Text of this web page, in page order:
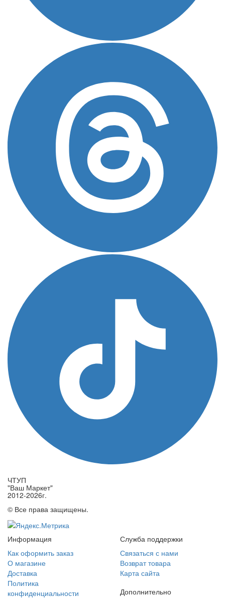
ЧТУП
"Ваш Маркет"
2012-2026г.
© Все права защищены.
Информация
Как оформить заказ
О магазине
Доставка
Политика
конфиденциальности
Служба поддержки
Связаться с нами
Возврат товара
Карта сайта
Дополнительно